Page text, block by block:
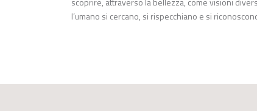
l’umano si cercano, si rispecchiano e si